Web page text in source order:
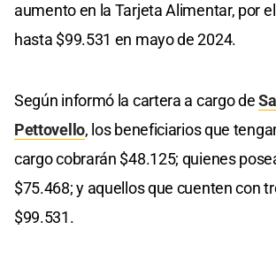
aumento en la Tarjeta Alimentar, por
hasta $99.531 en mayo de 2024.
Según informó la cartera a cargo de
Pettovello, los beneficiarios que
cargo cobrarán $48.125; quienes
$75.468; y aquellos que cuenten con
$99.531.